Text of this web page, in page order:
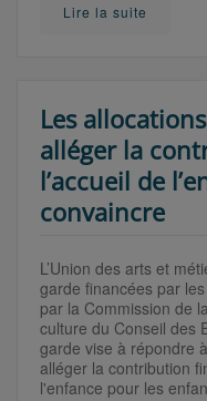
Lire la suite
Les
alléger la
l’accueil de
convaincre
L’Union des arts et
garde financées par
par la Commission de
culture du Conseil des
garde vise à répondre
alléger la contribution
l'enfance pour les